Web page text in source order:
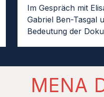
Im Gespräch mit
Gabriel Ben-Tasgal
Bedeutung der
MENA